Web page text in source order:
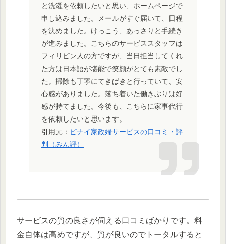
と洗濯を依頼したいと思い、ホームページで
申し込みました。メールがすぐ届いて、日程
を決めました。けっこう、あっさりと手続き
が進みました。こちらのサービススタッフは
フィリピン人の方ですが、当日担当してくれ
た方は日本語が堪能で笑顔がとても素敵でし
た。掃除も丁寧にてきぱきと行っていて、安
心感がありました。落ち着いた働きぶりは好
感が持てました。今後も、こちらに家事代行
を依頼したいと思います。
引用元： ピナイ家政婦サービスの口コミ・評
判（みん評）
サービスの質の良さが伺える口コミばかりです。料
金自体は高めですが、質が良いのでトータルすると